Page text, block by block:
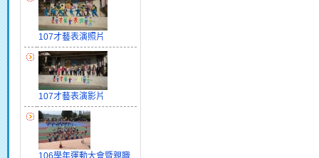
107才藝表演照片
107才藝表演影片
106學年運動大會暨親職